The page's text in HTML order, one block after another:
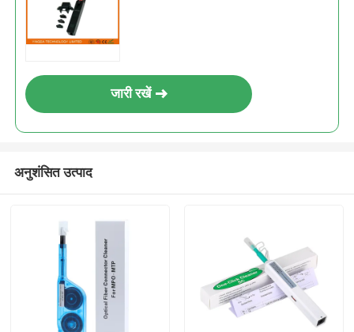
जारी रखें
अनुशंसित उत्पाद